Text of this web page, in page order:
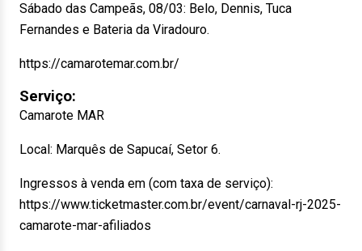
Sábado das Campeãs, 08/03: Belo, Dennis, Tuca
Fernandes e Bateria da Viradouro.
https://camarotemar.com.br/
Serviço:
Camarote MAR
Local: Marquês de Sapucaí, Setor 6.
Ingressos à venda em (com taxa de serviço):
https://www.ticketmaster.com.br/event/carnaval-rj-2025-
camarote-mar-afiliados